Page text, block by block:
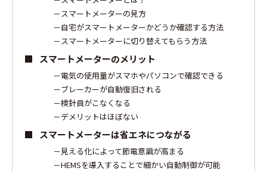
スマートメーターの見方
自宅がスマートメーターかどうか確認する方法
スマートメーターに切り替えてもらう方法
スマートメーターのメリット
電気の使用量がスマホやパソコンで確認できる
ブレーカーが自動復旧される
検針員がこなくなる
デメリットはほぼない
スマートメーターは省エネにつながる
見える化によって節電意識が高まる
HEMSを導入することで細かい自動制御が可能